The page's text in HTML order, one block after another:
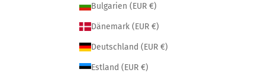
Bulgarien (EUR €)
Dänemark (EUR €)
Deutschland (EUR €)
Estland (EUR €)